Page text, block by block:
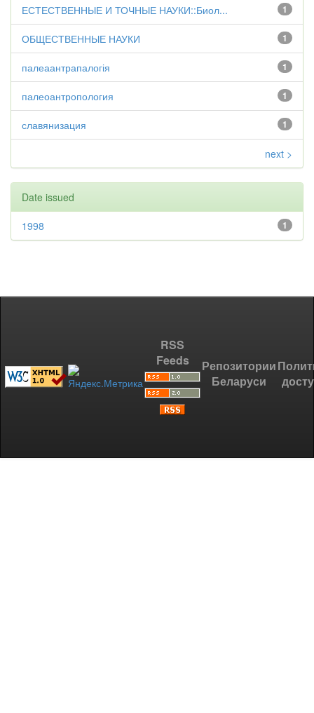
1
ЕСТЕСТВЕННЫЕ И ТОЧНЫЕ НАУКИ::Биол...
1
ОБЩЕСТВЕННЫЕ НАУКИ
1
палеаантрапалогія
1
палеоантропология
1
славянизация
next >
Date issued
1
1998
RSS
Feeds
Репозитории
Беларуси